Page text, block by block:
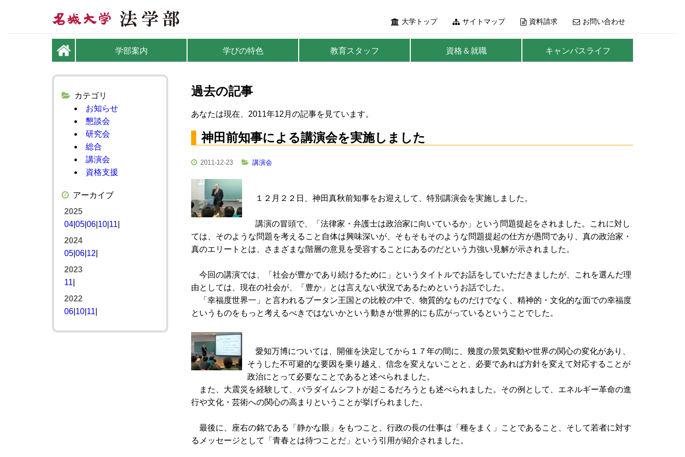
大学トップ サイトマップ 資料請求 お問い合わせ
学部案内 学びの特色 教育スタッフ 資格＆就職 キャンパスライフ
過去の記事
あなたは現在、2011年12月の記事を見ています。
神田前知事による講演会を実施しました
2011-12-23 講演会
１２月２２日、神田真秋前知事をお迎えして、特別講演会を実施しました。
講演の冒頭で、「法律家・弁護士は政治家に向いているか」という問題提起をされました。これに対し
ては、そのような問題を考えること自体は興味深いが、そもそもそのような問題提起の仕方が愚問であり、真の政治家・
真のエリートとは、さまざまな階層の意見を受容することにあるのだという力強い見解が示されました。
今回の講演では、「社会が豊かであり続けるために」というタイトルでお話をしていただきましたが、これを選んだ理
由としては、現在の社会が、「豊か」とは言えない状況であるためというお話でした。
「幸福度世界一」と言われるブータン王国との比較の中で、物質的なものだけでなく、精神的・文化的な面での幸福度
というものをもっと考えるべきではないかという動きが世界的にも広がっているということでした。
愛知万博については、開催を決定してから１７年の間に、幾度の景気変動や世界の関心の変化があり、
そうした不可避的な要因を乗り越え、信念を変えないことと、必要であれば方針を変えて対応することが
政治にとって必要なことであると述べられました。
また、大震災を経験して、パラダイムシフトが起こるだろうとも述べられました。その例として、エネルギー革命の進
行や文化・芸術への関心の高まりということが挙げられました。
最後に、座右の銘である「静かな眼」をもつこと、行政の長の仕事は「種をまく」ことであること、そして若者に対す
るメッセージとして「青春とは待つことだ」という引用が紹介されました。
カテゴリ
お知らせ
懇談会
研究会
総合
講演会
資格支援
アーカイブ
2025
04 05 06 10 11
2024
05 06 12
2023
11
2022
06 10 11